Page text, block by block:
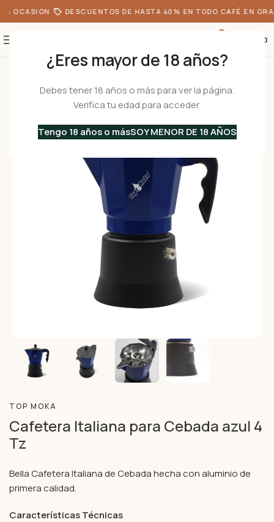
¿Eres mayor de 18 años?
Debes tener 18 años o más para ver la página.
Verifica tu edad para acceder.
Tengo 18 años o másSOY MENOR DE 18 AÑOS
OCASIÓN DESCUENTOS DE HASTA 40% EN TODO CAFÉ EN
0.00
Cafeteras Italianas
TOP MOKA
Cafetera Italiana para Cebada azul 4
Tz
Bella Cafetera Italiana de Cebada hecha con aluminio de
primera calidad.
Características Técnicas